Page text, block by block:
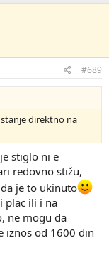
#689
direktno na
stiglo ni e
redovno stižu,
je to ukinuto
plac ili i na
ne mogu da
iznos od 1600 din